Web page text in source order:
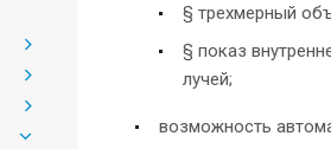
§ трехмерный
§ показ
лучей;
возможность